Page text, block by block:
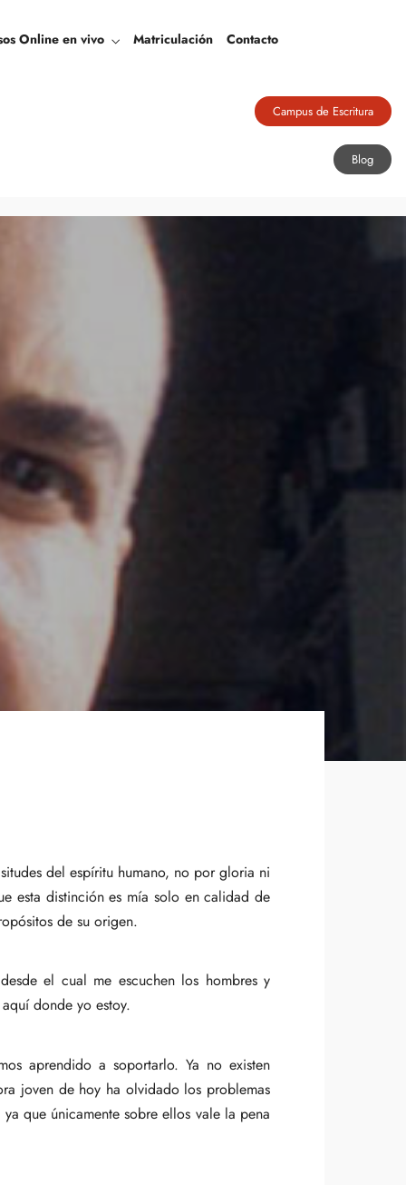
Online en vivo Matriculación Contacto
Campus de Escritura
Blog
del espíritu humano, no por gloria ni
esta distinción es mía solo en calidad de
de su origen.
el cual me escuchen los hombres y
donde yo estoy.
aprendido a soportarlo. Ya no existen
joven de hoy ha olvidado los problemas
que únicamente sobre ellos vale la pena